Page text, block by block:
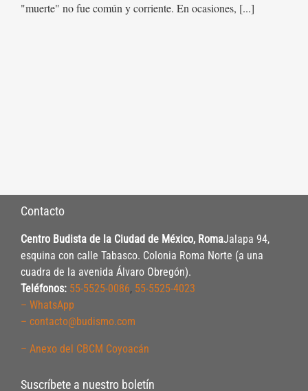
"muerte" no fue común y corriente. En ocasiones, [...]
Contacto
Centro Budista de la Ciudad de México, RomaJalapa 94,
esquina con calle Tabasco. Colonia Roma Norte (a una
cuadra de la avenida Álvaro Obregón).
Teléfonos: 55-5525-0086, 55-5525-4023
– WhatsApp
– contacto@budismo.com
– Anexo del CBCM Coyoacán
Suscríbete a nuestro boletín